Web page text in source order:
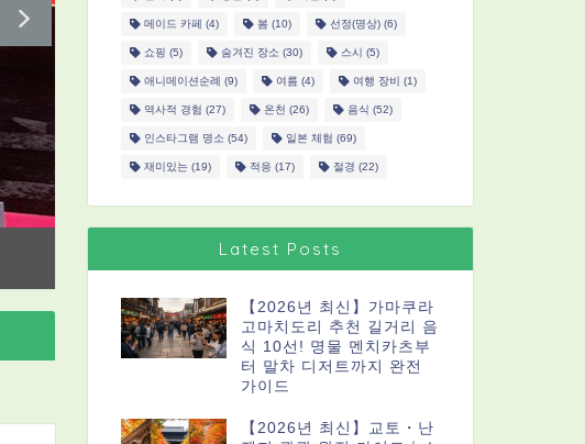
메이드 카페 (4) 봄(10) 선정(명상)(6)
쇼핑 (5) 숨겨진 장소 (30) 스시 (5)
애니메이션순례 (9) 여름(4) 여행 장비 (1)
역사적 경험 (27) 온천 (26) 음식 (52)
인스타그램 명소 (54) 일본 체험 (69)
재미있는(19) 적응 (17) 절경 (22)
Latest Posts
【2026년 최신】가마쿠라
고마치도리 추천 길거리 음
식 10선! 명물 멘치카츠부
터 말차 디저트까지 완전
가이드
【2026년 최신】교토・난